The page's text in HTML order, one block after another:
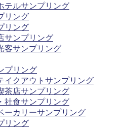
テルサンプリング
リング
リング
サンプリング
客サンプリング
プリング
イクアウトサンプリング
茶店サンプリング
社食サンプリング
ーカリーサンプリング
リング